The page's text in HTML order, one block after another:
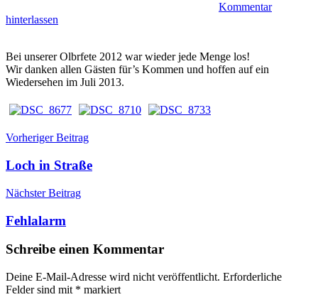
Kommentar
hinterlassen
Bei unserer Olbrfete 2012 war wieder jede Menge los!
Wir danken allen Gästen für’s Kommen und hoffen auf ein
Wiedersehen im Juli 2013.
Veranstaltungen
Olbrfete
Beitragsnavigation
Vorheriger Beitrag
Loch in Straße
Nächster Beitrag
Fehlalarm
Schreibe einen Kommentar
Deine E-Mail-Adresse wird nicht veröffentlicht. Erforderliche
Felder sind mit * markiert